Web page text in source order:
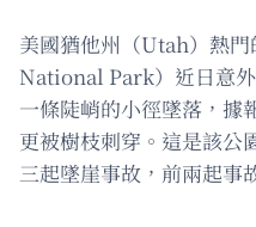
美國猶他州（Utah）熱
National Park）近日意
一條陡峭的小徑墜落，據
更被樹枝刺穿。這是該公
三起墜崖事故，前兩起事